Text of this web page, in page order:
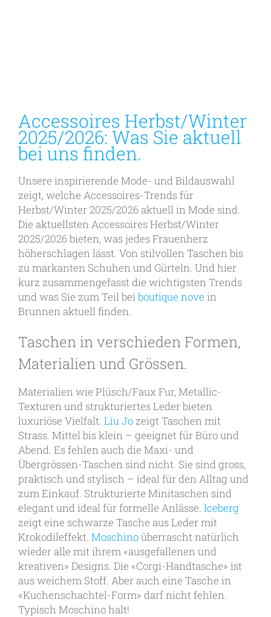
Accessoires Herbst/Winter
2025/2026: Was Sie aktuell
bei uns finden.
Unsere inspirierende Mode- und Bildauswahl
zeigt, welche Accessoires-Trends für
Herbst/Winter 2025/2026 aktuell in Mode sind.
Die aktuellsten Accessoires Herbst/Winter
2025/2026 bieten, was jedes Frauenherz
höherschlagen lässt. Von stilvollen Taschen bis
zu markanten Schuhen und Gürteln. Und hier
kurz zusammengefasst die wichtigsten Trends
und was Sie zum Teil beiboutique nove in
Brunnen aktuell finden.
Taschen in verschieden Formen,
Materialien und Grössen.
Materialien wie Plüsch/Faux Fur, Metallic-
Texturen und strukturiertes Leder bieten
luxuriöse Vielfalt. Liu Jo zeigt Taschen mit
Strass. Mittel bis klein – geeignet für Büro und
Abend. Es fehlen auch die Maxi- und
Übergrössen-Taschen sind nicht. Sie sind gross,
praktisch und stylisch – ideal für den Alltag und
zum Einkauf. Strukturierte Minitaschen sind
elegant und ideal für formelle Anlässe. Iceberg
zeigt eine schwarze Tasche aus Leder mit
Krokodileffekt. Moschinoüberrascht natürlich
wieder alle mit ihrem «ausgefallenen und
kreativen» Designs. Die «Corgi-Handtasche» ist
aus weichem Stoff. Aber auch eine Tasche in
«Kuchenschachtel-Form» darf nicht fehlen.
Typisch Moschino halt!